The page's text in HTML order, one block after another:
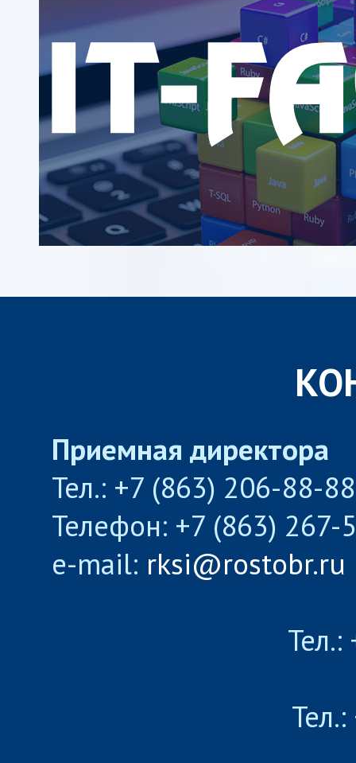
Приемная директора
Тел.: +7 (863) 206-88-
Телефон: +7 (863) 267-
e-mail: rksi@rostobr.ru